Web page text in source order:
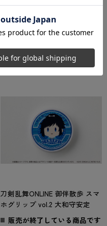
2025年2月発売予定
1,320 円
刀剣乱舞ONLINE 御伴散歩 スマ
ホグリップ vol.2 大和守安定
販売が終了している商品です